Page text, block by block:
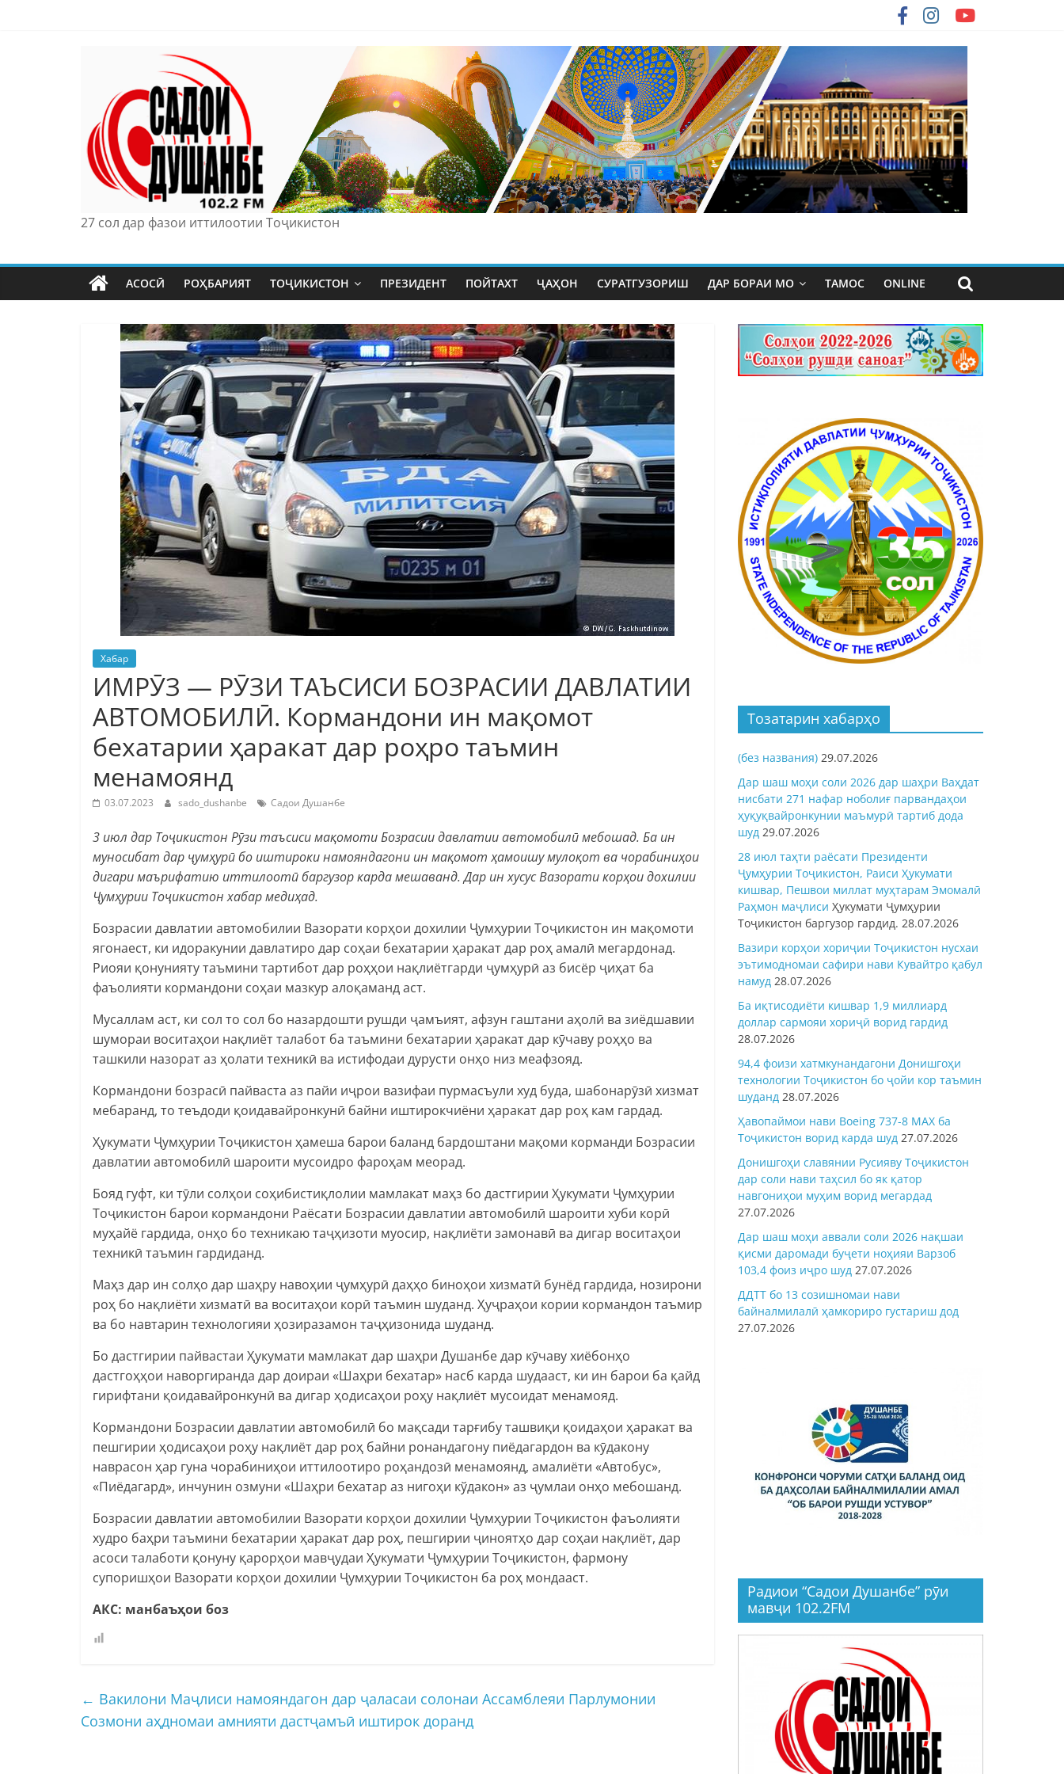
27 сол дар фазои иттилоотии Тоҷикистон
АСОСӢ РОҲБАРИЯТ ТОҶИКИСТОН ПРЕЗИДЕНТ ПОЙТАХТ ҶАҲОН СУРАТГУЗОРИШ ДАР БОРАИ МО ТАМОС ONLINE
Хабар
ИМРӮЗ — РӮЗИ ТАЪСИСИ БОЗРАСИИ ДАВЛАТИИ
АВТОМОБИЛӢ. Кормандони ин мақомот
бехатарии ҳаракат дар роҳро таъмин
менамоянд
03.07.2023 sado_dushanbe Садои Душанбе
3 июл дар Тоҷикистон Рӯзи таъсиси мақомоти Бозрасии давлатии автомобилӣ мебошад. Ба ин
муносибат дар ҷумҳурӣ бо иштироки намояндагони ин мақомот ҳамоишу мулоқот ва чорабиниҳои
дигари маърифатию иттилоотӣ баргузор карда мешаванд. Дар ин хусус Вазорати корҳои дохилии
Ҷумҳурии Тоҷикистон хабар медиҳад.
Бозрасии давлатии автомобилии Вазорати корҳои дохилии Ҷумҳурии Тоҷикистон ин мақомоти
ягонаест, ки идоракунии давлатиро дар соҳаи бехатарии ҳаракат дар роҳ амалӣ мегардонад.
Риояи қонунияту таъмини тартибот дар роҳҳои нақлиётгарди ҷумҳурӣ аз бисёр ҷиҳат ба
фаъолияти кормандони соҳаи мазкур алоқаманд аст.
Мусаллам аст, ки сол то сол бо назардошти рушди ҷамъият, афзун гаштани аҳолӣ ва зиёдшавии
шумораи воситаҳои нақлиёт талабот ба таъмини бехатарии ҳаракат дар кӯчаву роҳҳо ва
ташкили назорат аз ҳолати техникӣ ва истифодаи дурусти онҳо низ меафзояд.
Кормандони бозрасӣ пайваста аз пайи иҷрои вазифаи пурмасъули худ буда, шабонарӯзӣ хизмат
мебаранд, то теъдоди қоидавайронкунӣ байни иштирокчиёни ҳаракат дар роҳ кам гардад.
Ҳукумати Ҷумҳурии Тоҷикистон ҳамеша барои баланд бардоштани мақоми корманди Бозрасии
давлатии автомобилӣ шароити мусоидро фароҳам меорад.
Бояд гуфт, ки тӯли солҳои соҳибистиқлолии мамлакат маҳз бо дастгирии Ҳукумати Ҷумҳурии
Тоҷикистон барои кормандони Раёсати Бозрасии давлатии автомобилӣ шароити хуби корӣ
муҳайё гардида, онҳо бо техникаю таҷҳизоти муосир, нақлиёти замонавӣ ва дигар воситаҳои
техникӣ таъмин гардиданд.
Маҳз дар ин солҳо дар шаҳру навоҳии ҷумҳурӣ даҳҳо биноҳои хизматӣ бунёд гардида, нозирони
роҳ бо нақлиёти хизматӣ ва воситаҳои корӣ таъмин шуданд. Ҳуҷраҳои кории кормандон таъмир
ва бо навтарин технологияи ҳозиразамон таҷҳизонида шуданд.
Бо дастгирии пайвастаи Ҳукумати мамлакат дар шаҳри Душанбе дар кӯчаву хиёбонҳо
дастгоҳҳои наворгиранда дар доираи «Шаҳри бехатар» насб карда шудааст, ки ин барои ба қайд
гирифтани қоидавайронкунӣ ва дигар ҳодисаҳои роҳу нақлиёт мусоидат менамояд.
Кормандони Бозрасии давлатии автомобилӣ бо мақсади тарғибу ташвиқи қоидаҳои ҳаракат ва
пешгирии ҳодисаҳои роҳу нақлиёт дар роҳ байни ронандагону пиёдагардон ва кӯдакону
наврасон ҳар гуна чорабиниҳои иттилоотиро роҳандозӣ менамоянд, амалиёти «Автобус»,
«Пиёдагард», инчунин озмуни «Шаҳри бехатар аз нигоҳи кўдакон» аз ҷумлаи онҳо мебошанд.
Бозрасии давлатии автомобилии Вазорати корҳои дохилии Ҷумҳурии Тоҷикистон фаъолияти
худро баҳри таъмини бехатарии ҳаракат дар роҳ, пешгирии ҷиноятҳо дар соҳаи нақлиёт, дар
асоси талаботи қонуну қарорҳои мавҷудаи Ҳукумати Ҷумҳурии Тоҷикистон, фармону
супоришҳои Вазорати корҳои дохилии Ҷумҳурии Тоҷикистон ба роҳ мондааст.
АКС: манбаъҳои боз
← Вакилони Маҷлиси намояндагон дар ҷаласаи солонаи Ассамблеяи Парлумонии
Созмони аҳдномаи амнияти дастҷамъӣ иштирок доранд
Тозатарин хабарҳо
(без названия) 29.07.2026
Дар шаш моҳи соли 2026 дар шаҳри Ваҳдат
нисбати 271 нафар ноболиғ парвандаҳои
ҳуқуқвайронкунии маъмурӣ тартиб дода
шуд 29.07.2026
28 июл таҳти раёсати Президенти
Ҷумҳурии Тоҷикистон, Раиси Ҳукумати
кишвар, Пешвои миллат муҳтарам Эмомалӣ
Раҳмон маҷлиси Ҳукумати Ҷумҳурии
Тоҷикистон баргузор гардид. 28.07.2026
Вазири корҳои хориҷии Тоҷикистон нусхаи
эътимодномаи сафири нави Кувайтро қабул
намуд 28.07.2026
Ба иқтисодиёти кишвар 1,9 миллиард
доллар сармояи хориҷӣ ворид гардид
28.07.2026
94,4 фоизи хатмкунандагони Донишгоҳи
технологии Тоҷикистон бо ҷойи кор таъмин
шуданд 28.07.2026
Ҳавопаймои нави Boeing 737-8 MAX ба
Тоҷикистон ворид карда шуд 27.07.2026
Донишгоҳи славянии Русияву Тоҷикистон
дар соли нави таҳсил бо як қатор
навгониҳои муҳим ворид мегардад
27.07.2026
Дар шаш моҳи аввали соли 2026 нақшаи
қисми даромади буҷети ноҳияи Варзоб
103,4 фоиз иҷро шуд 27.07.2026
ДДТТ бо 13 созишномаи нави
байналмилалӣ ҳамкориро густариш дод
27.07.2026
Радиои “Садои Душанбе” рӯи
мавҷи 102.2FM